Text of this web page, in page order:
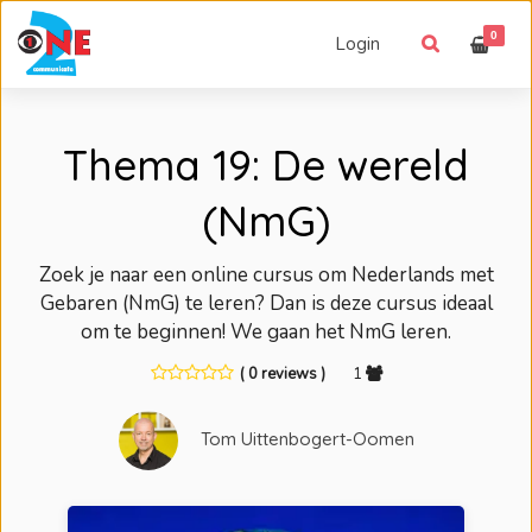
Login 0
Thema 19: De wereld
(NmG)
Zoek je naar een online cursus om Nederlands met
Gebaren (NmG) te leren? Dan is deze cursus ideaal
om te beginnen! We gaan het NmG leren.
( 0 reviews ) 1
Tom Uittenbogert-Oomen